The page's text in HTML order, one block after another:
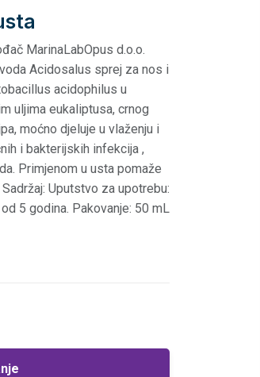
MarinaLabOpus d.o.o.
Acidosalus sprej za nos i
acidophilus u
uljima eukaliptusa, crnog
moćno djeluje u vlaženju i
i bakterijskih infekcija ,
Primjenom u usta pomaže
Uputstvo za upotrebu:
5 godina. Pakovanje: 50 mL